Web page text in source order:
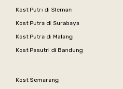
Kost Putri di Sleman
Kost Putra di Surabaya
Kost Putra di Malang
Kost Pasutri di Bandung
Kost Semarang